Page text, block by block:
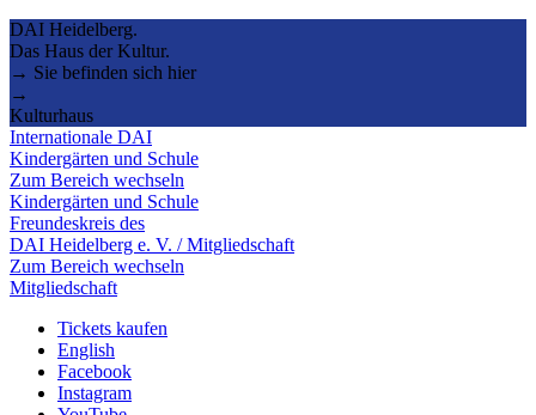
DAI Heidelberg.
Das Haus der Kultur.
→ Sie befinden sich hier
→
Kulturhaus
Internationale DAI
Kindergärten und Schule
Zum Bereich wechseln
Kindergärten und Schule
Freundeskreis des
DAI Heidelberg e. V. / Mitgliedschaft
Zum Bereich wechseln
Mitgliedschaft
Tickets kaufen
English
Facebook
Instagram